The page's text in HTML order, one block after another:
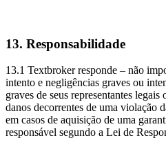
13. Responsabilidade
13.1 Textbroker responde – não
intento e negligências graves ou
graves de seus representantes legais
danos decorrentes de uma violação
em casos de aquisição de uma
responsável segundo a Lei de